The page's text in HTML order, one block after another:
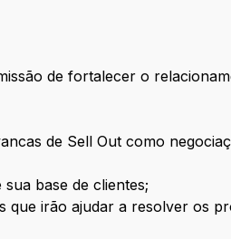
de fortalecer o
de Sell Out como
base de clientes;
que irão ajudar a resolver os